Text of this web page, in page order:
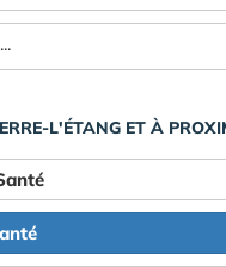
L'ÉTANG ET À